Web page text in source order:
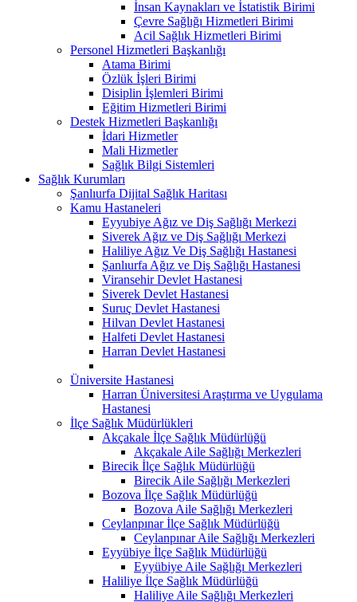
İnsan Kaynakları ve İstatistik Birimi
Çevre Sağlığı Hizmetleri Birimi
Acil Sağlık Hizmetleri Birimi
Personel Hizmetleri Başkanlığı
Atama Birimi
Özlük İşleri Birimi
Disiplin İşlemleri Birimi
Eğitim Hizmetleri Birimi
Destek Hizmetleri Başkanlığı
İdari Hizmetler
Mali Hizmetler
Sağlık Bilgi Sistemleri
Sağlık Kurumları
Şanlıurfa Dijital Sağlık Haritası
Kamu Hastaneleri
Eyyubiye Ağız ve Diş Sağlığı Merkezi
Siverek Ağız ve Diş Sağlığı Merkezi
Haliliye Ağız Ve Diş Sağlığı Hastanesi
Şanlıurfa Ağız ve Diş Sağlığı Hastanesi
Viransehir Devlet Hastanesi
Siverek Devlet Hastanesi
Suruç Devlet Hastanesi
Hilvan Devlet Hastanesi
Halfeti Devlet Hastanesi
Harran Devlet Hastanesi
Üniversite Hastanesi
Harran Üniversitesi Araştırma ve Uygulama
Hastanesi
İlçe Sağlık Müdürlükleri
Akçakale İlçe Sağlık Müdürlüğü
Akçakale Aile Sağlığı Merkezleri
Birecik İlçe Sağlık Müdürlüğü
Birecik Aile Sağlığı Merkezleri
Bozova İlçe Sağlık Müdürlüğü
Bozova Aile Sağlığı Merkezleri
Ceylanpınar İlçe Sağlık Müdürlüğü
Ceylanpınar Aile Sağlığı Merkezleri
Eyyübiye İlçe Sağlık Müdürlüğü
Eyyübiye Aile Sağlığı Merkezleri
Haliliye İlçe Sağlık Müdürlüğü
Haliliye Aile Sağlığı Merkezleri